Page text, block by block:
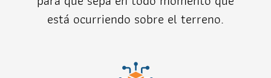
está ocurriendo sobre el terreno.